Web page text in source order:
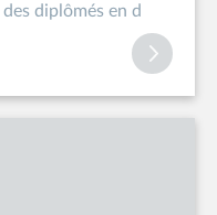
diplômés en d